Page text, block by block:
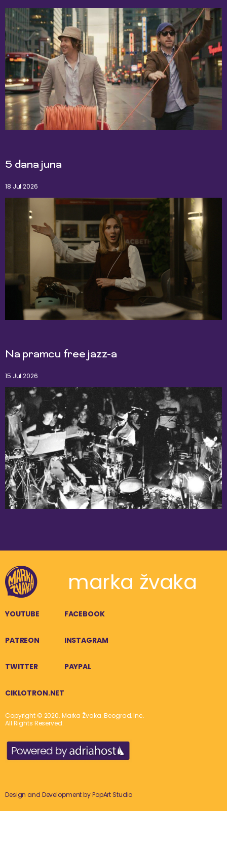
5 dana juna
18 Jul 2026
Na pramcu free jazz-a
15 Jul 2026
marka žvaka
YOUTUBE FACEBOOK
PATREON INSTAGRAM
TWITTER PAYPAL
CIKLOTRON.NET
Copyright © 2020. Marka Žvaka. Beograd, Inc.
All Rights Reserved.
Design and Development byPopArt Studio